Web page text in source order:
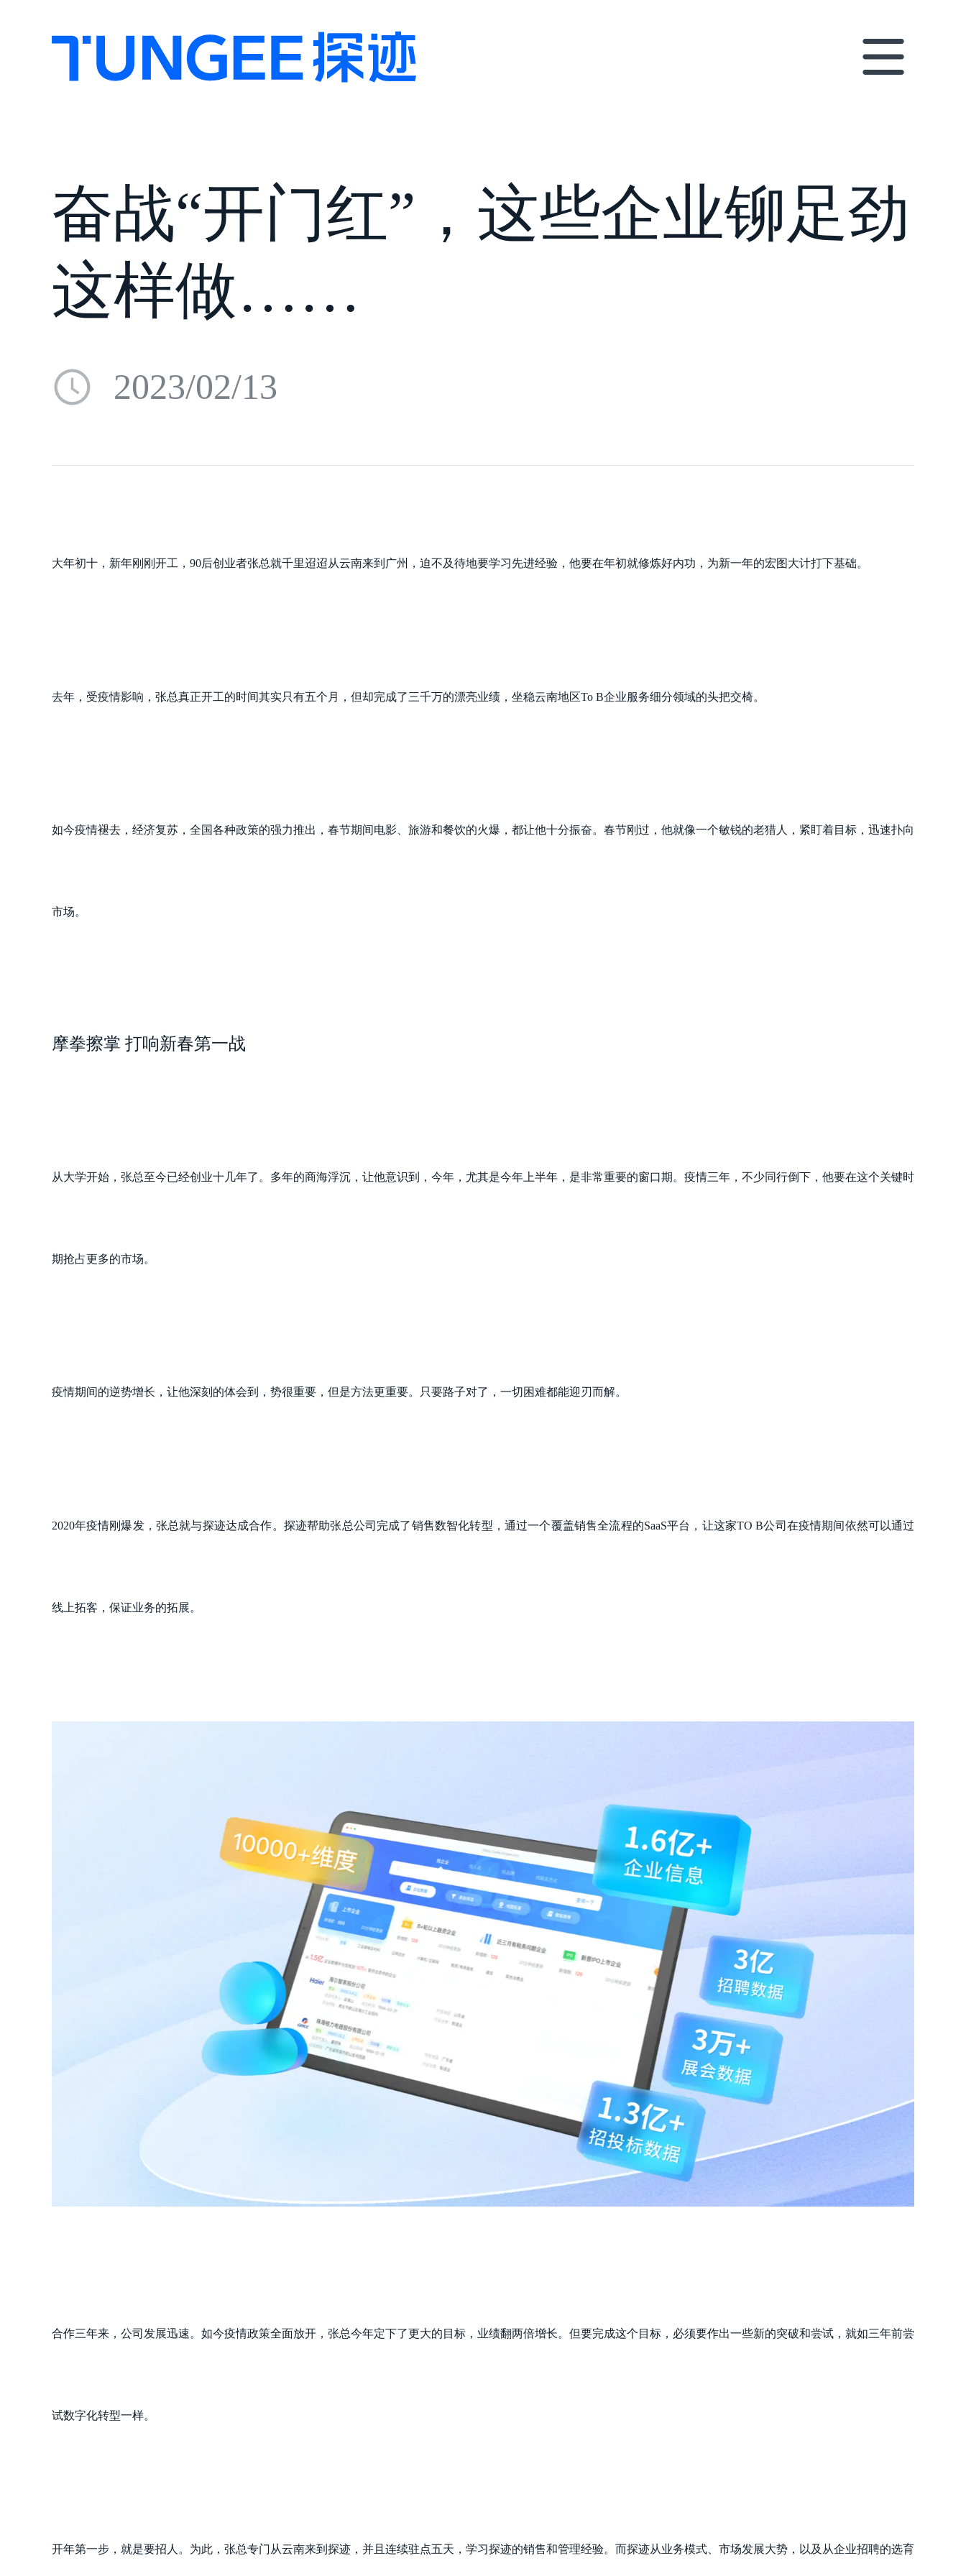
奋战“开门红”，这些企业铆足劲
这样做……
2023/02/13
大年初十，新年刚刚开工，90后创业者张总就千里迢迢从云南来到广州，迫不及待地要学习先进经验，他要在年初就修炼好内功，为新一年的宏图大计打下基础。
去年，受疫情影响，张总真正开工的时间其实只有五个月，但却完成了三千万的漂亮业绩，坐稳云南地区To B企业服务细分领域的头把交椅。
如今疫情褪去，经济复苏，全国各种政策的强力推出，春节期间电影、旅游和餐饮的火爆，都让他十分振奋。春节刚过，他就像一个敏锐的老猎人，紧盯着目标，迅速扑向
市场。
摩拳擦掌 打响新春第一战
从大学开始，张总至今已经创业十几年了。多年的商海浮沉，让他意识到，今年，尤其是今年上半年，是非常重要的窗口期。疫情三年，不少同行倒下，他要在这个关键时
期抢占更多的市场。
疫情期间的逆势增长，让他深刻的体会到，势很重要，但是方法更重要。只要路子对了，一切困难都能迎刃而解。
2020年疫情刚爆发，张总就与探迹达成合作。探迹帮助张总公司完成了销售数智化转型，通过一个覆盖销售全流程的SaaS平台，让这家TO B公司在疫情期间依然可以通过
线上拓客，保证业务的拓展。
合作三年来，公司发展迅速。如今疫情政策全面放开，张总今年定下了更大的目标，业绩翻两倍增长。但要完成这个目标，必须要作出一些新的突破和尝试，就如三年前尝
试数字化转型一样。
开年第一步，就是要招人。为此，张总专门从云南来到探迹，并且连续驻点五天，学习探迹的销售和管理经验。而探迹从业务模式、市场发展大势，以及从企业招聘的选育